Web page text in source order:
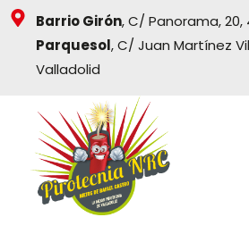
contenido
Barrio Girón, C/ Panorama, 20,
Parquesol, C/ Juan Martínez
Valladolid